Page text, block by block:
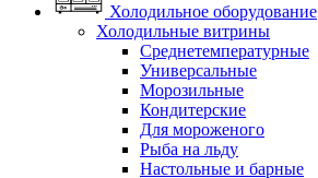
Холодильное оборудование
Холодильные витрины
Среднетемпературные
Универсальные
Морозильные
Кондитерские
Для мороженого
Рыба на льду
Настольные и барные